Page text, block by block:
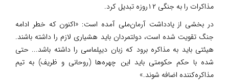
مذاکرات را به جنگی ۱۲روزه تبدیل کرد.
در بخشی از یادداشت آرمان‌ملی آمده است: «اکنون که خطر ادامه
جنگ تقویت شده است، دولتمردان باید هشیاری لازم را داشته باشند.
هیئتی باید به مذاکره برود که زبان دیپلماسی را داشته باشد... حتی
شده با حکم حکومتی باید این چهره‌ها (روحانی و ظریف) به تیم
مذاکره‌کننده اضافه شوند.»